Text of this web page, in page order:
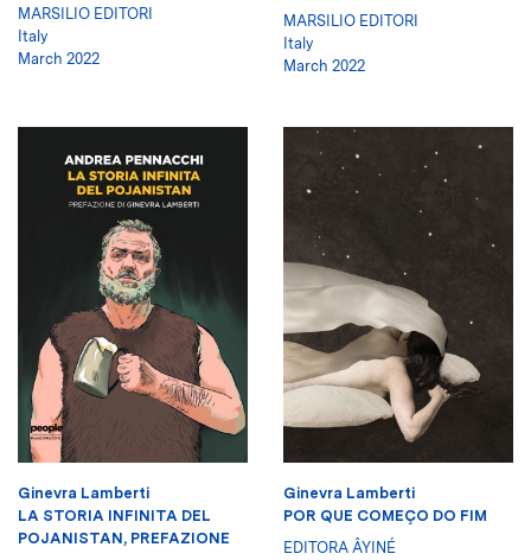
MARSILIO EDITORI
Italy
March 2022
MARSILIO EDITORI
Italy
March 2022
Ginevra Lamberti
LA STORIA INFINITA DEL
POJANISTAN, PREFAZIONE
Ginevra Lamberti
POR QUE COMEÇO DO FIM
EDITORA ÂYINÉ